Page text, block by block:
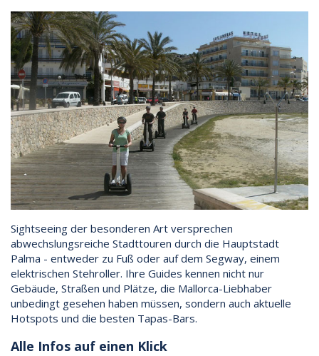
Sightseeing der besonderen Art versprechen
abwechslungsreiche Stadttouren durch die Hauptstadt
Palma - entweder zu Fuß oder auf dem Segway, einem
elektrischen Stehroller. Ihre Guides kennen nicht nur
Gebäude, Straßen und Plätze, die Mallorca-Liebhaber
unbedingt gesehen haben müssen, sondern auch aktuelle
Hotspots und die besten Tapas-Bars.
Alle Infos auf einen Klick